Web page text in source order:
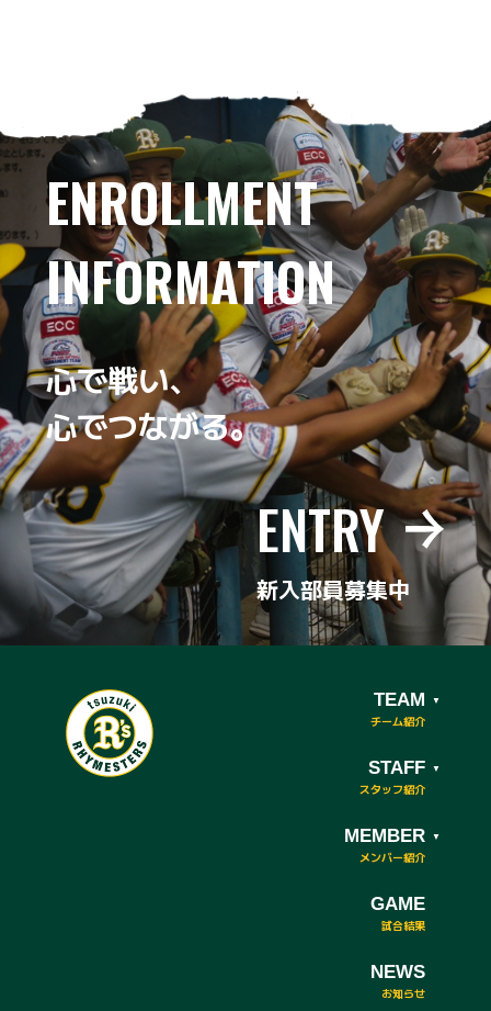
ENROLLMENT
INFORMATION
心で戦い、
心でつながる。
ENTRY
新入部員募集中
TEAM
STAFF
MEMBER
GAME
NEWS